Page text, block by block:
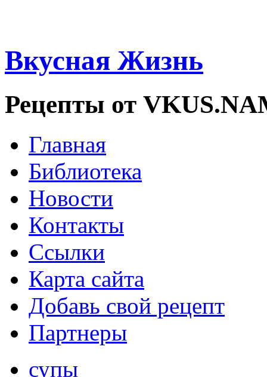
Вкусная Жизнь
Рецепты от
Главная
Библиотека
Новости
Контакты
Ссылки
Карта сайта
Добавь свой рецепт
Партнеры
супы